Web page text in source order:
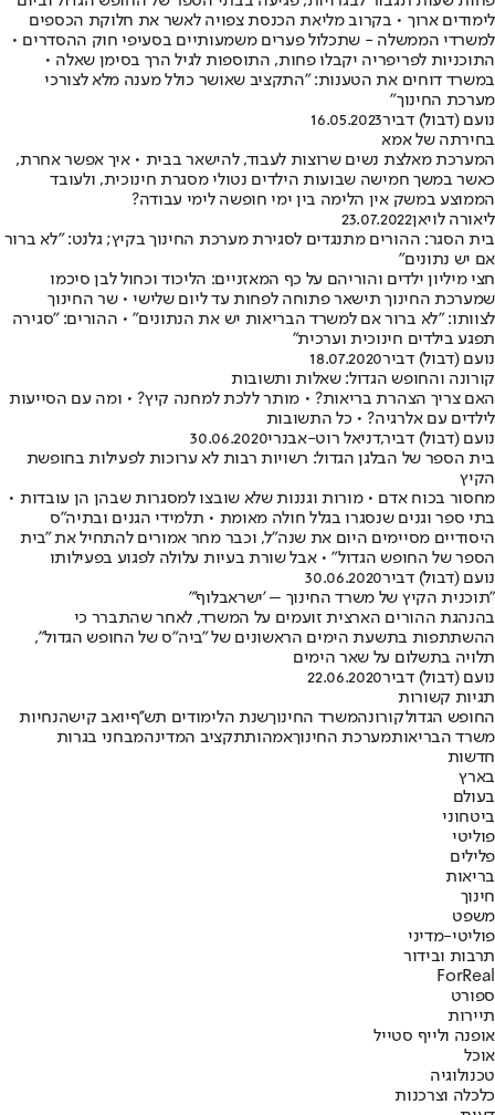
לימודים ארוך • בקרוב מליאת הכנסת צפויה לאשר את חלוקת הכספים
למשרדי הממשלה - שתכלול פערים משמעותיים בסעיפי חוק ההסדרים •
התוכניות לפריפריה יקבלו פחות, התוספות לגיל הרך בסימן שאלה •
במשרד דוחים את הטענות: "התקציב שאושר כולל מענה מלא לצורכי
מערכת החינוך"
נועם (דבול) דביר16.05.2023
בחירתה של אמא
המערכת מאלצת נשים שרוצות לעבוד, להישאר בבית • איך אפשר אחרת,
כאשר במשך חמישה שבועות הילדים נטולי מסגרת חינוכית, ולעובד
הממוצע במשק אין הלימה בין ימי חופשה לימי עבודה?
ליאורה לויאן23.07.2022
בית הסגר: ההורים מתנגדים לסגירת מערכת החינוך בקיץ; גלנט: "לא ברור
אם יש נתונים"
חצי מיליון ילדים והוריהם על כף המאזניים: הליכוד וכחול לבן סיכמו
שמערכת החינוך תישאר פתוחה לפחות עד ליום שלישי • שר החינוך
לצוותו: "לא ברור אם למשרד הבריאות יש את הנתונים" • ההורים: "סגירה
תפגע בילדים חינוכית וערכית"
נועם (דבול) דביר18.07.2020
קורונה והחופש הגדול: שאלות ותשובות
האם צריך הצהרת בריאות? • מותר ללכת למחנה קיץ? • ומה עם הסייעות
לילדים עם אלרגיה? • כל התשובות
נועם (דבול) דביר,דניאל רוט-אבנרי30.06.2020
בית הספר של הבלגן הגדול: רשויות רבות לא ערוכות לפעילות בחופשת
הקיץ
מחסור בכוח אדם • מורות וגננות שלא שובצו למסגרות שבהן הן עובדות •
בתי ספר וגנים שנסגרו בגלל חולה מאומת • תלמידי הגנים ובתיה"ס
היסודיים מסיימים היום את שנה"ל, וכבר מחר אמורים להתחיל את "בית
הספר של החופש הגדול" • אבל שורת בעיות עלולה לפגוע בפעילותו
נועם (דבול) דביר30.06.2020
"תוכנית הקיץ של משרד החינוך – 'ישראבלוף'"
בהנהגת ההורים הארצית זועמים על המשרד, לאחר שהתברר כי
ההשתתפות בתשעת הימים הראשונים של "ביה"ס של החופש הגדול",
תלויה בתשלום על שאר הימים
נועם (דבול) דביר22.06.2020
תגיות קשורות
החופש הגדולקורונהמשרד החינוךשנת הלימודים תש''ףיואב קישהנחיות
משרד הבריאותמערכת החינוךאמהותתקציב המדינהמבחני בגרות
חדשות
בארץ
בעולם
ביטחוני
פוליטי
פלילים
בריאות
חינוך
משפט
פוליטי-מדיני
תרבות ובידור
ForReal
ספורט
תיירות
אופנה ולייף סטייל
אוכל
טכנולוגיה
כלכלה וצרכנות